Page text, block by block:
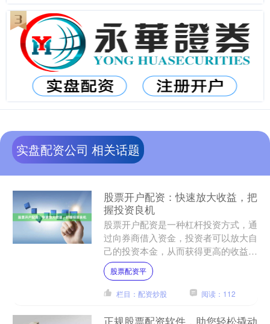
实盘配资公司 相关话题
股票开户配资：快速放大收益，把
握投资良机
股票开户配资是一种杠杆投资方式，通
过向券商借入资金，投资者可以放大自
己的投资本金，从而获得更高的收益。
**配资的优势：** * **快速放大收益：
**通过配资....
股票配资平
栏目：配资炒股 阅读：112
正规股票配资软件，助您轻松撬动